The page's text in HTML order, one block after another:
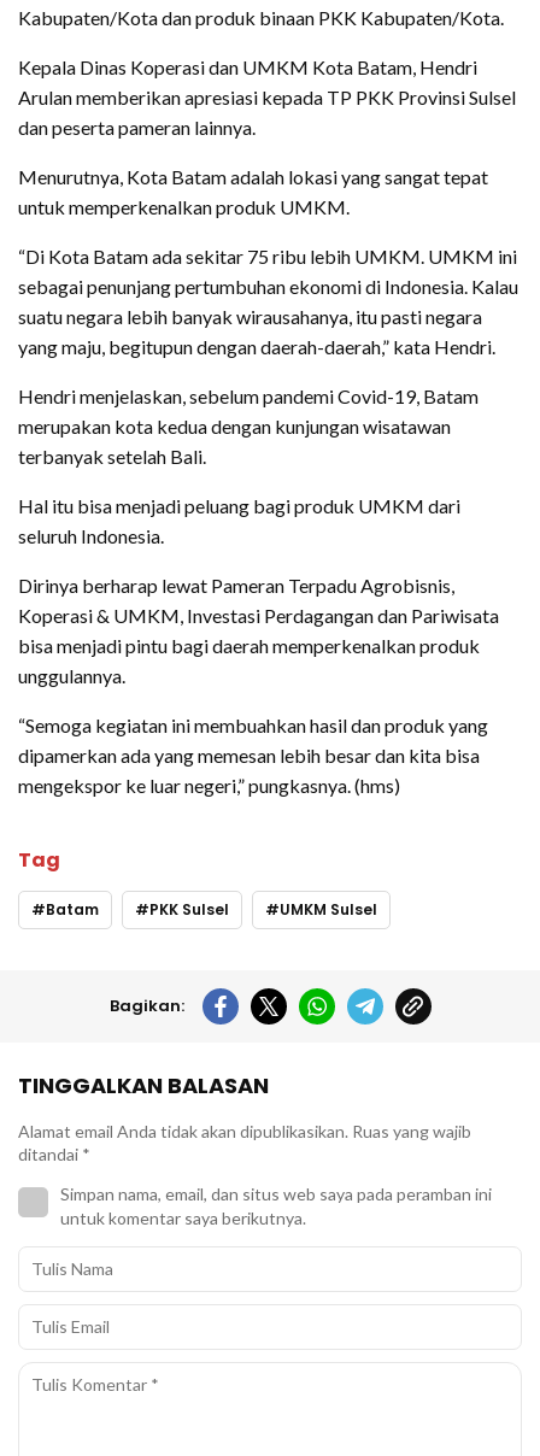
Kabupaten/Kota dan produk binaan PKK Kabupaten/Kota.
Kepala Dinas Koperasi dan UMKM Kota Batam, Hendri
Arulan memberikan apresiasi kepada TP PKK Provinsi Sulsel
dan peserta pameran lainnya.
Menurutnya, Kota Batam adalah lokasi yang sangat tepat
untuk memperkenalkan produk UMKM.
“Di Kota Batam ada sekitar 75 ribu lebih UMKM. UMKM ini
sebagai penunjang pertumbuhan ekonomi di Indonesia. Kalau
suatu negara lebih banyak wirausahanya, itu pasti negara
yang maju, begitupun dengan daerah-daerah,” kata Hendri.
Hendri menjelaskan, sebelum pandemi Covid-19, Batam
merupakan kota kedua dengan kunjungan wisatawan
terbanyak setelah Bali.
Hal itu bisa menjadi peluang bagi produk UMKM dari
seluruh Indonesia.
Dirinya berharap lewat Pameran Terpadu Agrobisnis,
Koperasi & UMKM, Investasi Perdagangan dan Pariwisata
bisa menjadi pintu bagi daerah memperkenalkan produk
unggulannya.
“Semoga kegiatan ini membuahkan hasil dan produk yang
dipamerkan ada yang memesan lebih besar dan kita bisa
mengekspor ke luar negeri,” pungkasnya. (hms)
Tag
Batam PKK Sulsel UMKM Sulsel
Bagikan:
TINGGALKAN BALASAN
Alamat email Anda tidak akan dipublikasikan. Ruas yang wajib
ditandai *
Simpan nama, email, dan situs web saya pada peramban ini
untuk komentar saya berikutnya.